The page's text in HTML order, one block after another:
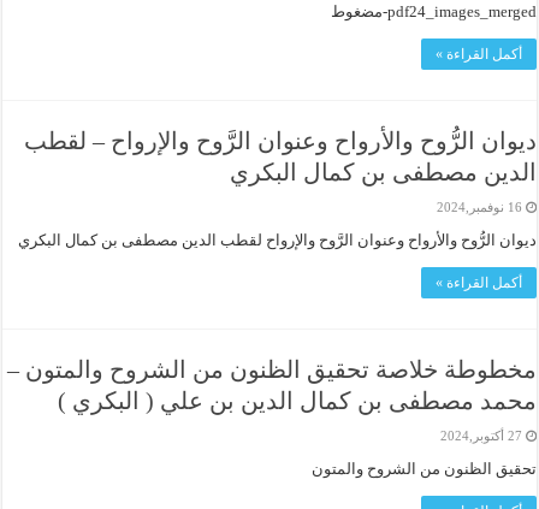
pdf24_images_merged-مضغوط
أكمل القراءة »
ديوان الرُّوح والأرواح وعنوان الرَّوح والإرواح – لقطب
الدين مصطفى بن كمال البكري
16 نوفمبر,2024
ديوان الرُّوح والأرواح وعنوان الرَّوح والإرواح لقطب الدين مصطفى بن كمال البكري
أكمل القراءة »
مخطوطة خلاصة تحقيق الظنون من الشروح والمتون –
محمد مصطفى بن كمال الدين بن علي ( البكري )
27 أكتوبر,2024
تحقيق الظنون من الشروح والمتون